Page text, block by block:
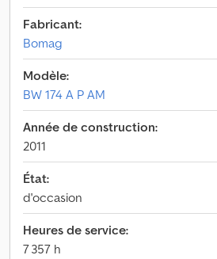
Fabricant:
Bomag
Modèle:
BW 174 A P AM
Année de construction:
2011
État:
d'occasion
Heures de service:
7 357 h